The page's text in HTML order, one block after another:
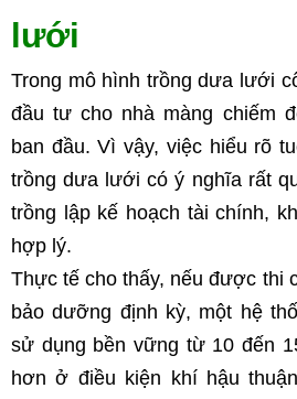
lưới
Trong mô hình trồng dưa lưới
đầu tư cho nhà màng chiếm
ban đầu. Vì vậy, việc hiểu rõ
trồng dưa lưới có ý nghĩa rất
trồng lập kế hoạch tài chính,
hợp lý.
Thực tế cho thấy, nếu được thi
bảo dưỡng định kỳ, một hệ
sử dụng bền vững từ 10 đến
hơn ở điều kiện khí hậu